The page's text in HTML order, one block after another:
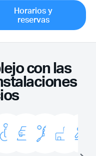
Horarios y
reservas
con las